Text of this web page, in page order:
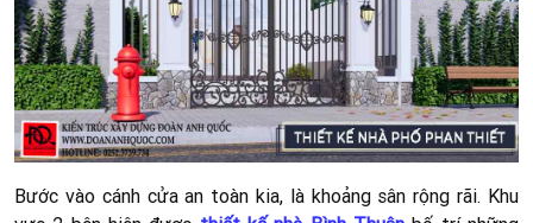
Hình: Thiết kế nội thất nhà phố hiện đại– bộ sofa dài tương